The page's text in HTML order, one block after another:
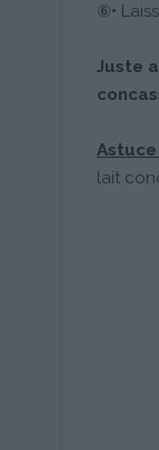
⑥•
Juste
lait